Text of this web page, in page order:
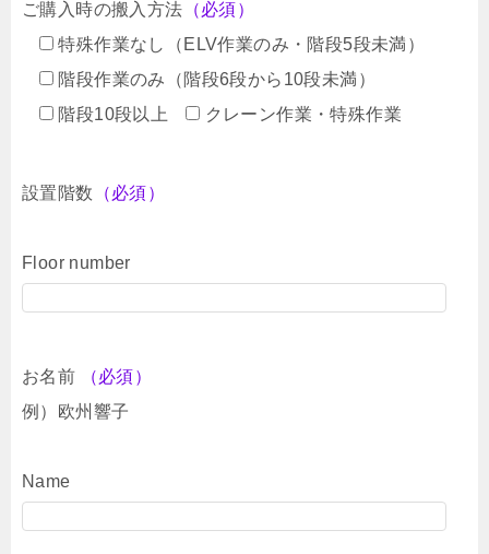
ご購入時の搬入方法 （必須）
特殊作業なし（ELV作業のみ・階段5段未満）
階段作業のみ（階段6段から10段未満）
階段10段以上
クレーン作業・特殊作業
設置階数 （必須）
Floor number
お名前
（必須）
例）欧州響子
Name